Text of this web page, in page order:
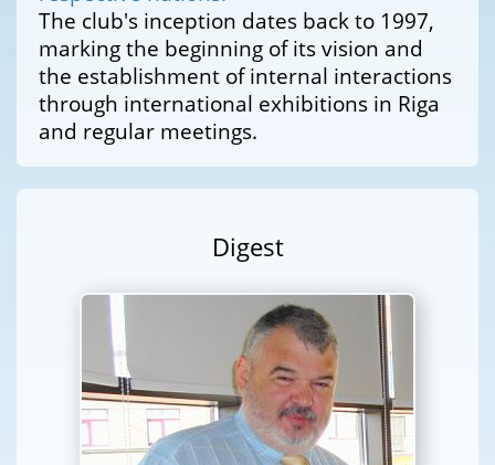
The club's inception dates back to 1997,
marking the beginning of its vision and
the establishment of internal interactions
through international exhibitions in Riga
and regular meetings.
Digest